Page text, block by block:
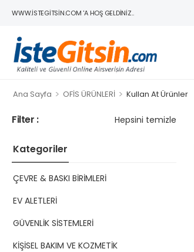
WWW.ISTEGITSIN.COM 'A HOŞ GELDINIZ..
Ana Sayfa > OFİS ÜRÜNLERİ > Kullan At Ürünler
Filter : Hepsini temizle
Kategoriler
ÇEVRE & BASKI BİRİMLERİ
EV ALETLERİ
GÜVENLİK SİSTEMLERİ
KİŞİSEL BAKIM VE KOZMETİK